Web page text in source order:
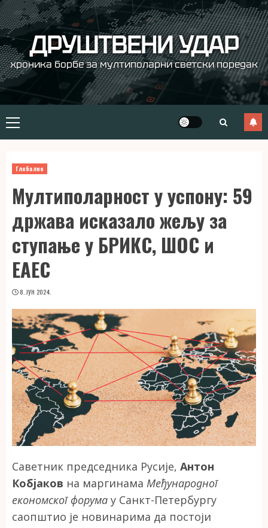
Skip
to
content ДРУШТВЕНИ УДАР
хроника борбе за мултиполарни светски поредак
Primary
Menu
Глобално
Мултиполарност у успону: 59
држава исказало жељу за
ступање у БРИКС, ШОС и
ЕАЕС
8. ЈУН 2024.
Саветник председника Русије, Антон
Кобјаков на маргинама Међународног
економског форума у Санкт-Петербургу
саопштио је новинарима да постоји